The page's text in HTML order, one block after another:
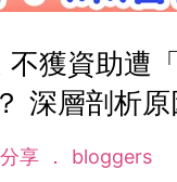
不獲資助遭
深層剖析原
享 bloggers